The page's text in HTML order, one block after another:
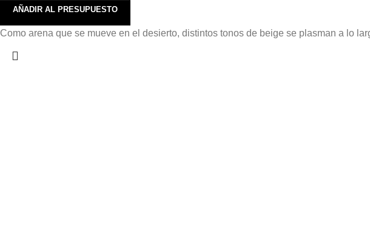
AÑADIR AL PRESUPUESTO
Como arena que se mueve en el desierto, distintos tonos de beige se plasman a lo